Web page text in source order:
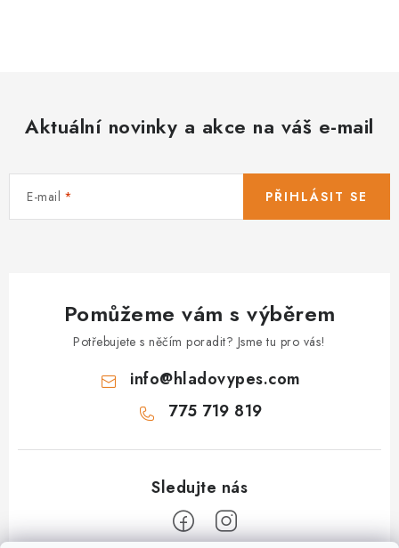
Aktuální novinky a akce na váš e-mail
E-mail PŘIHLÁSIT SE
Pomůžeme vám s výběrem
Potřebujete s něčím poradit? Jsme tu pro vás!
info@hladovypes.com
775 719 819